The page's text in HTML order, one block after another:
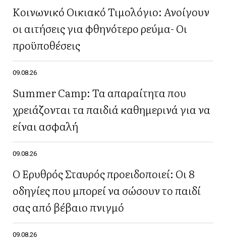
Κοινωνικό Οικιακό Τιμολόγιο: Ανοίγουν
οι αιτήσεις για φθηνότερο ρεύμα- Οι
προϋποθέσεις
09.08.26
Summer Camp: Τα απαραίτητα που
χρειάζονται τα παιδιά καθημερινά για να
είναι ασφαλή
09.08.26
Ο Ερυθρός Σταυρός προειδοποιεί: Οι 8
οδηγίες που μπορεί να σώσουν το παιδί
σας από βέβαιο πνιγμό
09.08.26